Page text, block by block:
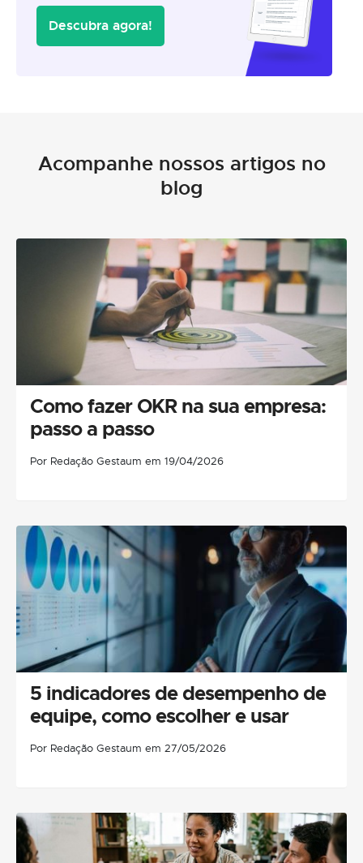
Descubra agora!
Acompanhe nossos artigos no
blog
Como fazer OKR na sua empresa:
passo a passo
Por Redação Gestaum em 19/04/2026
5 indicadores de desempenho de
equipe, como escolher e usar
Por Redação Gestaum em 27/05/2026